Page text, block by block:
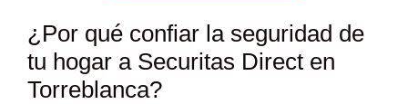
¿Por qué confiar la seguridad de
tu hogar a Securitas Direct en
Torreblanca?